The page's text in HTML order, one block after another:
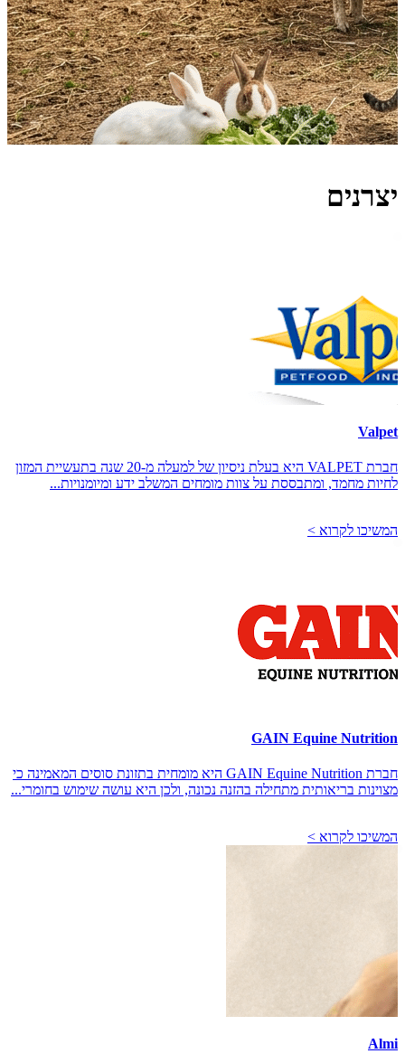
יצרנים
Valpet
חברת VALPET היא בעלת ניסיון של למעלה מ-20 שנה בתעשיית המזון
לחיות מחמד, ומתבססת על צוות מומחים המשלב ידע ומיומנויות...
המשיכו לקרוא >
GAIN Equine Nutrition
חברת GAIN Equine Nutrition היא מומחית בתזונת סוסים המאמינה כי
מצוינות בריאותית מתחילה בהזנה נכונה, ולכן היא עושה שימוש בחומרי...
המשיכו לקרוא >
Almi